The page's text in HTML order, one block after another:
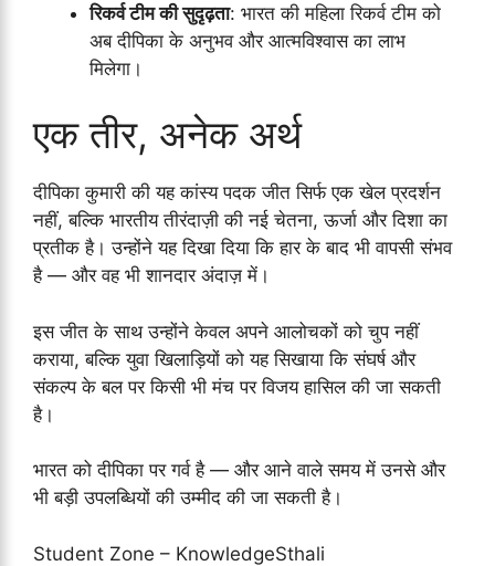
रिकर्व टीम की सुदृढ़ता: भारत की महिला रिकर्व टीम को
अब दीपिका के अनुभव और आत्मविश्वास का लाभ
मिलेगा।
एक तीर, अनेक अर्थ
दीपिका कुमारी की यह कांस्य पदक जीत सिर्फ एक खेल प्रदर्शन
नहीं, बल्कि भारतीय तीरंदाज़ी की नई चेतना, ऊर्जा और दिशा का
प्रतीक है। उन्होंने यह दिखा दिया कि हार के बाद भी वापसी संभव
है — और वह भी शानदार अंदाज़ में।
इस जीत के साथ उन्होंने केवल अपने आलोचकों को चुप नहीं
कराया, बल्कि युवा खिलाड़ियों को यह सिखाया कि संघर्ष और
संकल्प के बल पर किसी भी मंच पर विजय हासिल की जा सकती
है।
भारत को दीपिका पर गर्व है — और आने वाले समय में उनसे और
भी बड़ी उपलब्धियों की उम्मीद की जा सकती है।
Student Zone – KnowledgeSthali